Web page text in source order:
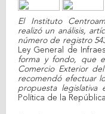
Share on Facebook
Tweet Widget
El Instituto
realizó un análisis,
número de registro
Ley General de
forma y fondo, que
Comercio Exterior
recomendó efectuar
propuesta legislativa
Política de la